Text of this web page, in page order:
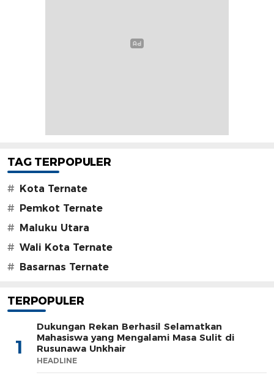
TAG TERPOPULER
#
Kota Ternate
#
Pemkot Ternate
#
Maluku Utara
# Wali Kota Ternate
#
Basarnas Ternate
TERPOPULER
1
Dukungan Rekan Berhasil Selamatkan
Mahasiswa yang Mengalami Masa Sulit di
Rusunawa Unkhair
HEADLINE